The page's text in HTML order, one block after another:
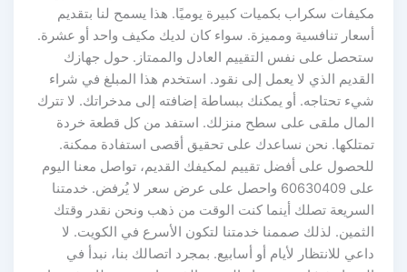
مكيفات سكراب بكميات كبيرة يوميًا. هذا يسمح لنا بتقديم
أسعار تنافسية ومميزة. سواء كان لديك مكيف واحد أو عشرة.
ستحصل على نفس التقييم العادل والممتاز. حول جهازك
القديم الذي لا يعمل إلى نقود. استخدم هذا المبلغ في شراء
شيء تحتاجه. أو يمكنك ببساطة إضافته إلى مدخراتك. لا تترك
المال ملقى على سطح منزلك. استفد من كل قطعة خردة
تمتلكها. نحن نساعدك على تحقيق أقصى استفادة ممكنة.
للحصول على أفضل تقييم لمكيفك القديم، تواصل معنا اليوم
على 60630409 واحصل على عرض سعر لا يُرفض. خدمتنا
السريعة تصلك أينما كنت الوقت من ذهب ونحن نقدر وقتك
الثمين. لذلك صممنا خدمتنا لتكون الأسرع في الكويت. لا
داعي للانتظار لأيام أو أسابيع. بمجرد اتصالك بنا، نبدأ في